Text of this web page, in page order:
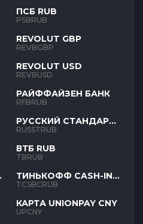
ПСБ RUB
PSBRUB
REVOLUT GBP
REVBGBP
REVOLUT USD
REVBUSD
РАЙФФАЙЗЕН БАНК
RFBRUB
РУССКИЙ СТАНДАРТ
RUB
RUSSTRUB
ВТБ RUB
TBRUB
ТИНЬКОФФ CASH-IN
RUB
TCSBCRUB
КАРТА UNIONPAY CNY
UPCNY